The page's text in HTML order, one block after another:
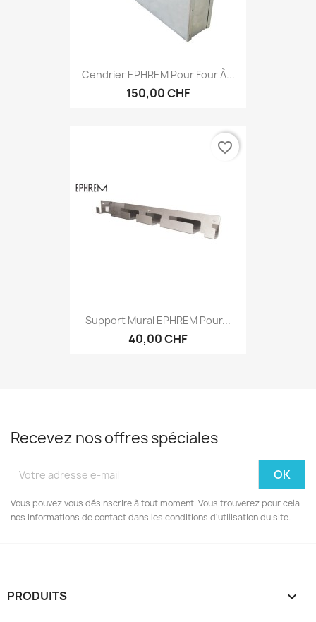
Cendrier EPHREM Pour Four À...
150,00 CHF
Support Mural EPHREM Pour...
40,00 CHF
favorite_border
Recevez nos offres spéciales
Vous pouvez vous désinscrire à tout moment. Vous trouverez pour cela
nos informations de contact dans les conditions d'utilisation du site.
PRODUITS 